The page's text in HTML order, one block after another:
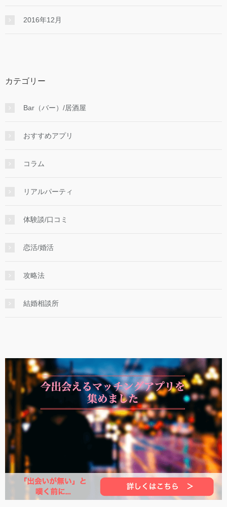
2016年12月
カテゴリー
Bar（バー）/居酒屋
おすすめアプリ
コラム
リアルパーティ
体験談/口コミ
恋活/婚活
攻略法
結婚相談所